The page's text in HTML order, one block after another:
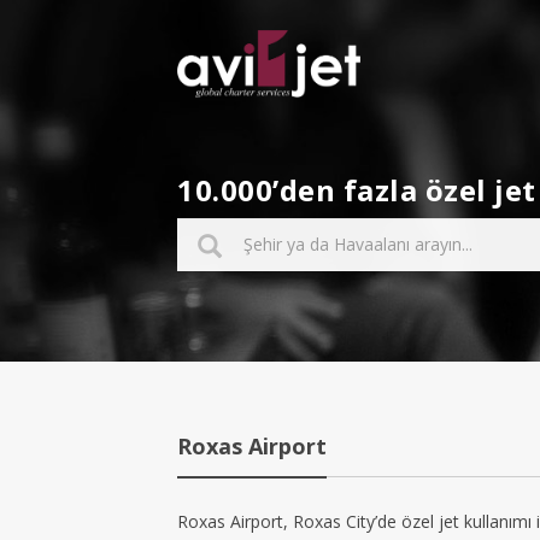
10.000’den fazla özel
Roxas Airport
Roxas Airport, Roxas City’de özel jet